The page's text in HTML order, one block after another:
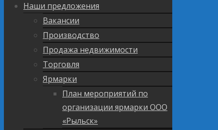
Наши предложения
Вакансии
Производство
Продажа недвижимости
Торговля
Ярмарки
План мероприятий по
организации ярмарки ООО
«Рыльск»